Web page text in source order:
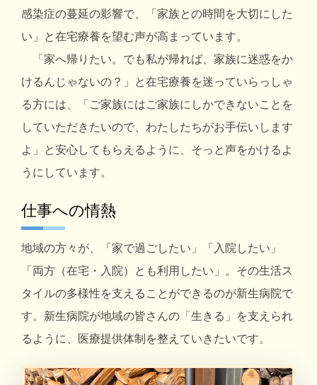
感染症の蔓延の影響で、「家族との時間を大切にした
い」と在宅療養を望む声が高まっています。
「家へ帰りたい。でも私が帰れば、家族に迷惑をか
けるんじゃないの？」と在宅療養を迷っていらっしゃ
る方には、「ご家族にはご家族にしかできないことを
していただきたいので、わたしたちがお手伝いします
よ」と安心してもらえるように、そっと声をかけるよ
うにしています。
仕事への情熱
地域の方々が、「家で過ごしたい」「入院したい」
「両方（在宅・入院）とも利用したい」。その生活ス
タイルの多様性を支えることができるのが新生病院で
す。新生病院が地域の皆さんの「生きる」を支えられ
るように、医療提供体制を整えていきたいです。